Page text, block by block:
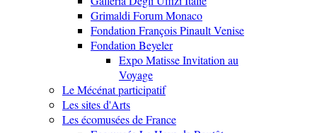
Grimaldi Forum Monaco
Fondation François Pinault Venise
Fondation Beyeler
Expo Matisse Invitation au
Voyage
Le Mécénat participatif
Les sites d'Arts
Les écomusées de France